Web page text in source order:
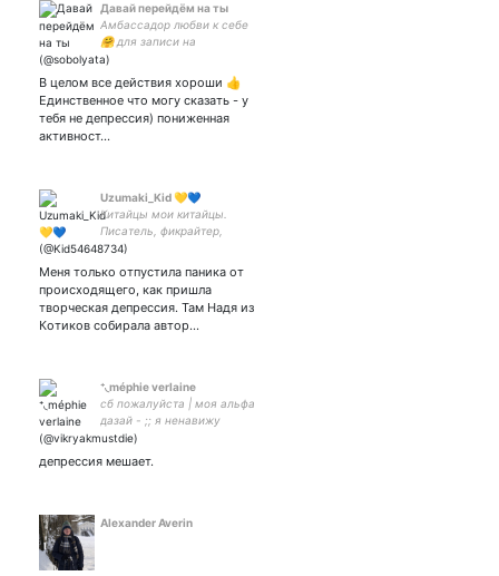
Давай перейдём на ты
Амбассадор любви к себе
🤗 для записи на
консультацию
В целом все действия хороши 👍
Единственное что могу сказать - у
тебя не депрессия) пониженная
активност…
Uzumaki_Kid 💛💙
Китайцы мои китайцы.
Писатель, фикрайтер,
немного косплеер, много
Меня только отпустила паника от
происходящего, как пришла
творческая депрессия. Там Надя из
Котиков собирала автор…
⁺◟méphie verlaine
сб пожалуйста | моя альфа
дазай - ;; я ненавижу
людей и соукоку поэтому
чем начать читать меня…
депрессия мешает.
Alexander Averin